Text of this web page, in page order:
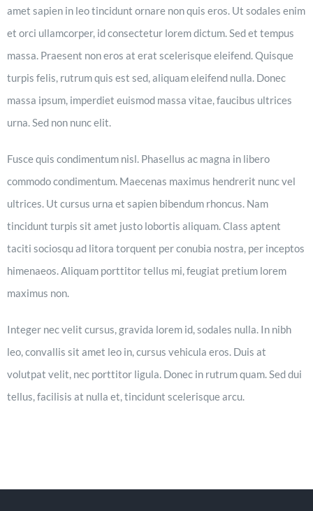
amet sapien in leo tincidunt ornare non quis eros. Ut sodales enim
et orci ullamcorper, id consectetur lorem dictum. Sed et tempus
massa. Praesent non eros at erat scelerisque eleifend. Quisque
turpis felis, rutrum quis est sed, aliquam eleifend nulla. Donec
massa ipsum, imperdiet euismod massa vitae, faucibus ultrices
urna. Sed non nunc elit.
Fusce quis condimentum nisl. Phasellus ac magna in libero
commodo condimentum. Maecenas maximus hendrerit nunc vel
ultrices. Ut cursus urna et sapien bibendum rhoncus. Nam
tincidunt turpis sit amet justo lobortis aliquam. Class aptent
taciti sociosqu ad litora torquent per conubia nostra, per inceptos
himenaeos. Aliquam porttitor tellus mi, feugiat pretium lorem
maximus non.
Integer nec velit cursus, gravida lorem id, sodales nulla. In nibh
leo, convallis sit amet leo in, cursus vehicula eros. Duis at
volutpat velit, nec porttitor ligula. Donec in rutrum quam. Sed dui
tellus, facilisis at nulla et, tincidunt scelerisque arcu.